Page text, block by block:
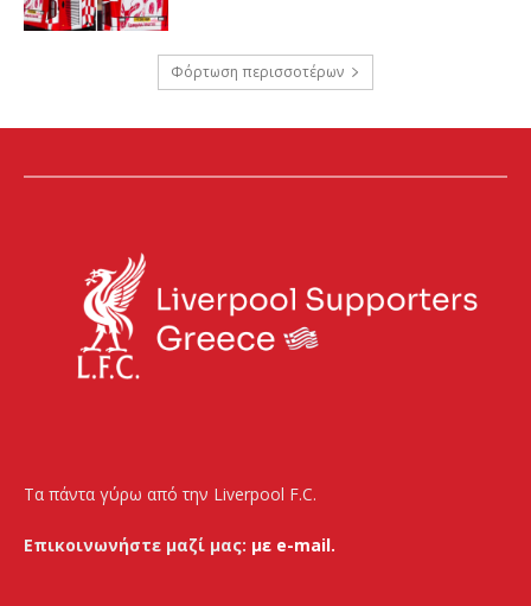
Φόρτωση περισσοτέρων
Τα πάντα γύρω από την Liverpool F.C.
Επικοινωνήστε μαζί μας: με e-mail.